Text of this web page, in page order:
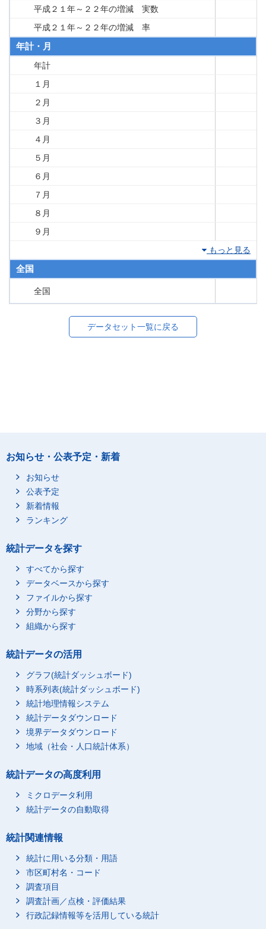
平成２１年～２２年の増減 実数
平成２１年～２２年の増減 率
年計・月
年計
１月
２月
３月
４月
５月
６月
７月
８月
９月
もっと見る
全国
全国
データセット一覧に戻る
お知らせ・公表予定・新着
お知らせ
公表予定
新着情報
ランキング
統計データを探す
すべてから探す
データベースから探す
ファイルから探す
分野から探す
組織から探す
統計データの活用
グラフ(統計ダッシュボード)
時系列表(統計ダッシュボード)
統計地理情報システム
統計データダウンロード
境界データダウンロード
地域（社会・人口統計体系）
統計データの高度利用
ミクロデータ利用
統計データの自動取得
統計関連情報
統計に用いる分類・用語
市区町村名・コード
調査項目
調査計画／点検・評価結果
行政記録情報等を活用している統計